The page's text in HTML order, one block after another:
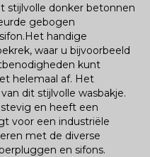
stijlvolle donker betonnen
gebogen
handige
waar u bijvoorbeeld
kunt
helemaal af. Het
dit stijlvolle wasbakje.
en heeft een
voor een industriële
met de diverse
en sifons.